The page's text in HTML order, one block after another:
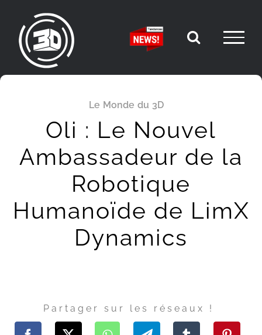
contenu
Le Monde du 3D
Oli : Le Nouvel
Ambassadeur de la
Robotique
Humanoïde de LimX
Dynamics
Partager sur les réseaux !